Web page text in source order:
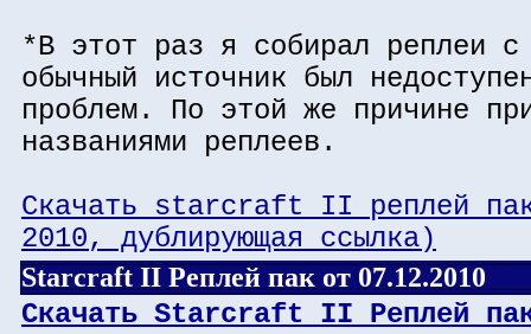
*В этот раз я собирал реплеи
обычный источник был
проблем. По этой же причине
названиями реплеев.
Скачать starcraft II реплей
2010, дублирующая ссылка)
Starcraft II Реплей пак от 07.12.2010
Скачать Starcraft II Реплей